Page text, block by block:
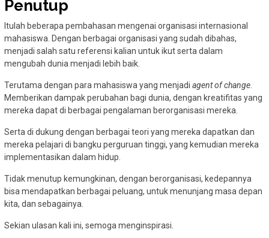
Penutup
Itulah beberapa pembahasan mengenai organisasi internasional
mahasiswa. Dengan berbagai organisasi yang sudah dibahas,
menjadi salah satu referensi kalian untuk ikut serta dalam
mengubah dunia menjadi lebih baik.
Terutama dengan para mahasiswa yang menjadi agent of change.
Memberikan dampak perubahan bagi dunia, dengan kreatifitas yang
mereka dapat di berbagai pengalaman berorganisasi mereka.
Serta di dukung dengan berbagai teori yang mereka dapatkan dan
mereka pelajari di bangku perguruan tinggi, yang kemudian mereka
implementasikan dalam hidup.
Tidak menutup kemungkinan, dengan berorganisasi, kedepannya
bisa mendapatkan berbagai peluang, untuk menunjang masa depan
kita, dan sebagainya.
Sekian ulasan kali ini, semoga menginspirasi.